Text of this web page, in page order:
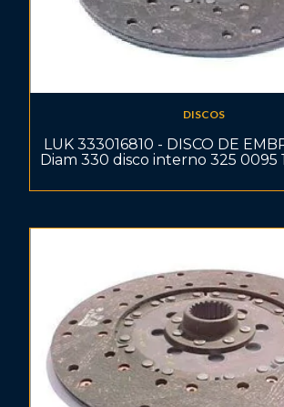
DISCOS
LUK 333016810 - DISCO DE
Diam 330 disco interno 325 0095